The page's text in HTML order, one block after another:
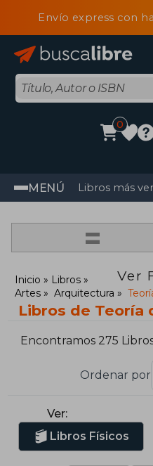
Envío express con
0
MENÚ Libros más
=
Ver
Inicio
Libros
Artes
Arquitectura
Libros de Teoría
Encontramos 275
Ordenar por
Ver:
Libros Físicos